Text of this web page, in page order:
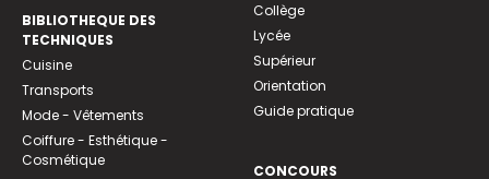
BIBLIOTHEQUE DES
TECHNIQUES
Cuisine
Transports
Mode - Vêtements
Coiffure - Esthétique -
Cosmétique
Collège
Lycée
Supérieur
Orientation
Guide pratique
CONCOURS